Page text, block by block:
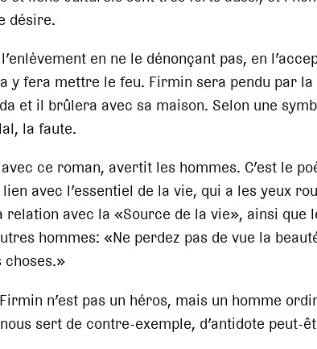
désire.
en ne le dénonçant pas, en
y fera mettre le feu. Firmin sera pendu par la
et il brûlera avec sa maison. Selon une
la faute.
ce roman, avertit les hommes. C’est le
avec l’essentiel de la vie, qui a les yeux
relation avec la «Source de la vie», ainsi que
hommes: «Ne perdez pas de vue la
n’est pas un héros, mais un homme
sert de contre-exemple, d’antidote peut-